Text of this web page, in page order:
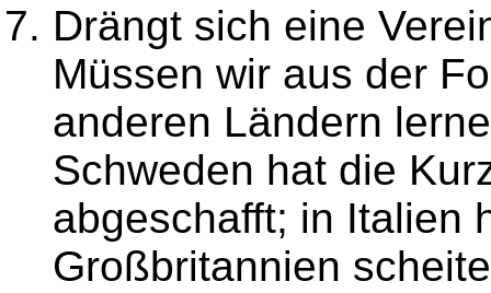
Drängt sich eine
Müssen wir aus der
anderen Ländern
Schweden hat die
abgeschafft; in Italien
Großbritannien